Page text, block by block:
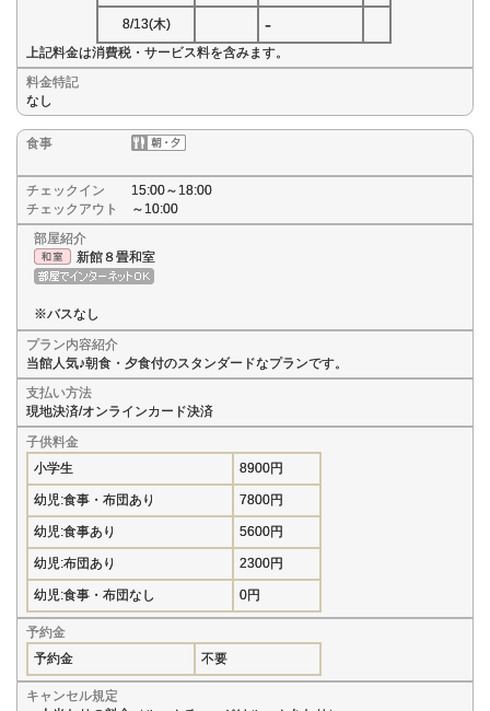
8/13(木) -
上記料金は消費税・サービス料を含みます。
料金特記
なし
食事
チェックイン
15:00～18:00
チェックアウト
～10:00
部屋紹介
新館８畳和室
※バスなし
プラン内容紹介
当館人気♪朝食・夕食付のスタンダードなプランです。
支払い方法
現地決済/オンラインカード決済
子供料金
小学生
8900円
幼児:食事・布団あり 7800円
幼児:食事あり 5600円
幼児:布団あり 2300円
幼児:食事・布団なし 0円
予約金
予約金
不要
キャンセル規定